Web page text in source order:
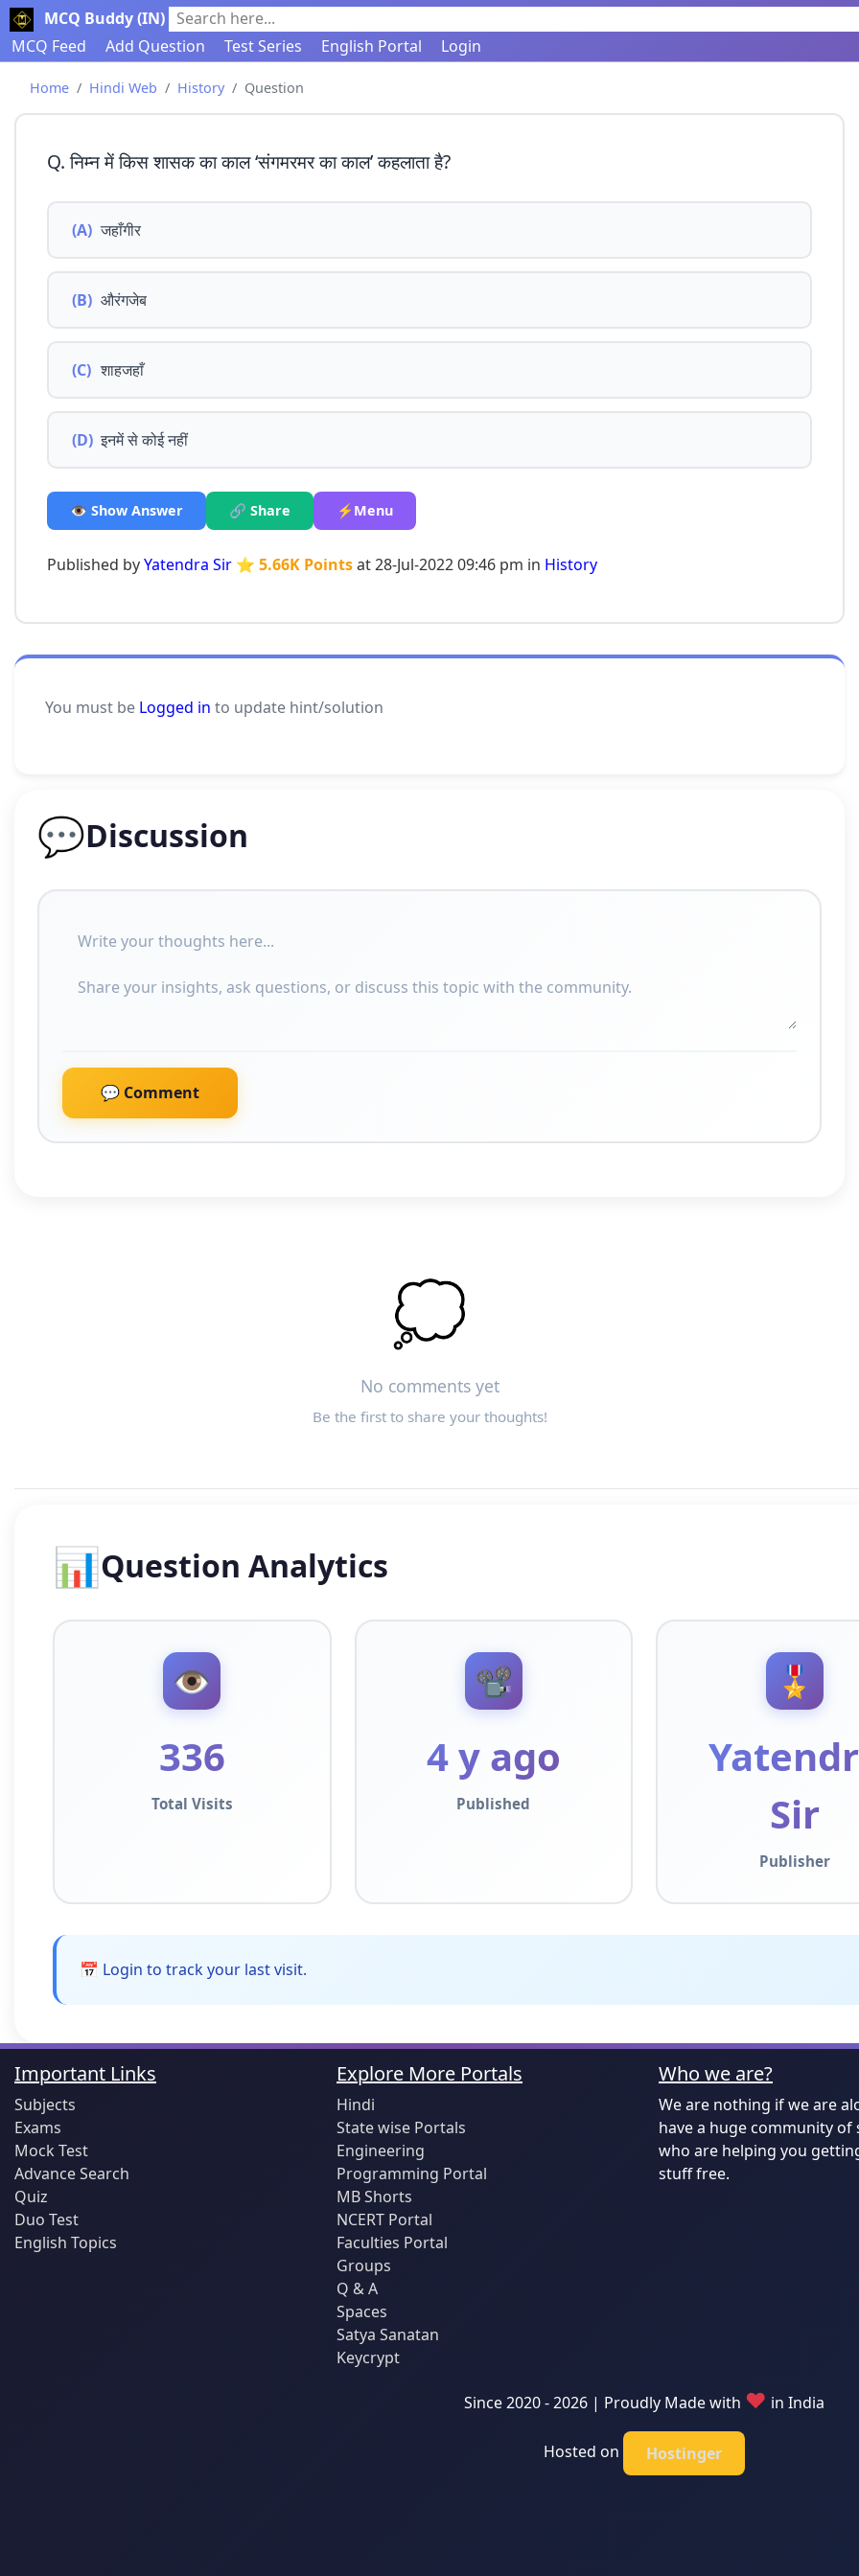
MCQ Buddy (IN) Search here...
MCQ Feed
Add Question Test Series English Portal Login
Home Hindi Web History Question
Q. निम्न में किस शासक का काल ‘संगमरमर का काल’ कहलाता है?
(A) जहाँगीर
(B) औरंगजेब
(C) शाहजहाँ
(D) इनमें से कोई नहीं
👁️ Show Answer 🔗 Share ⚡Menu
Published byYatendra Sir ⭐ 5.66K Pointsat 28-Jul-2022 09:46 pm in History
You must be Logged in to update hint/solution
💬Discussion
💬 Comment
💭
No comments yet
Be the first to share your thoughts!
📊Question Analytics
👁️
336
Total Visits
📽️
4 y ago
Published
🎖️
Sir
Publisher
📅 Login to track your last visit.
Important Links
Subjects
Exams
Mock Test
Advance Search
Quiz
Duo Test
English Topics
Explore More Portals
Hindi
State wise Portals
Engineering
Programming Portal
MB Shorts
NCERT Portal
Faculties Portal
Groups
Q & A
Spaces
Satya Sanatan
Keycrypt
Who we are?
We are nothing if we are
have a huge community of
who are helping you
stuff free.
Since 2020 - 2026 | Proudly Made with ♥ in India
Hosted on Hostinger